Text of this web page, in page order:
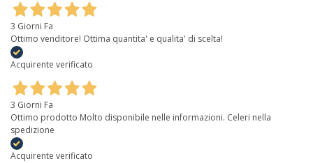
3 Giorni Fa
Ottimo venditore! Ottima quantita' e qualita' di scelta!
Acquirente verificato
3 Giorni Fa
Ottimo prodotto Molto disponibile nelle informazioni. Celeri nella
spedizione
Acquirente verificato